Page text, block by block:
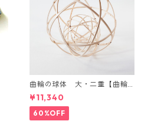
曲輪の球体 大・二重【曲輪
の弁当箱 発売記念・限定特別
価格】
¥11,340
60%OFF